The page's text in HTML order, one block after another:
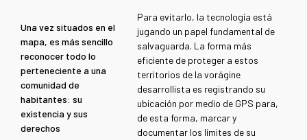
Una vez situados en el
mapa, es más sencillo
reconocer todo lo
perteneciente a una
comunidad de
habitantes: su
existencia y sus
derechos
Para evitarlo, la tecnología está
jugando un papel fundamental de
salvaguarda. La forma más
eficiente de proteger a estos
territorios de la vorágine
desarrollista es registrando su
ubicación por medio de GPS para,
de esta forma, marcar y
documentar los límites de su